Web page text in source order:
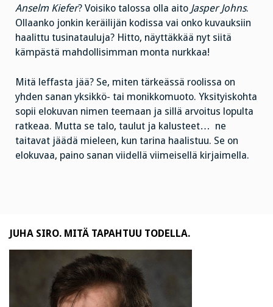
Anselm Kiefer? Voisiko talossa olla aito Jasper Johns.
Ollaanko jonkin keräilijän kodissa vai onko kuvauksiin
haalittu tusinatauluja? Hitto, näyttäkkää nyt siitä
kämpästä mahdollisimman monta nurkkaa!
Mitä leffasta jää? Se, miten tärkeässä roolissa on
yhden sanan yksikkö- tai monikkomuoto. Yksityiskohta
sopii elokuvan nimen teemaan ja sillä arvoitus lopulta
ratkeaa. Mutta se talo, taulut ja kalusteet… ne
taitavat jäädä mieleen, kun tarina haalistuu. Se on
elokuvaa, paino sanan viidellä viimeisellä kirjaimella.
JUHA SIRO. MITÄ TAPAHTUU TODELLA.